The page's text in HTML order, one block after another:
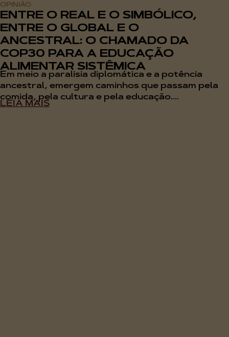
OPINIÃO
ENTRE O REAL E O SIMBÓLICO,
ENTRE O GLOBAL E O
ANCESTRAL: O CHAMADO DA
COP30 PARA A EDUCAÇÃO
ALIMENTAR SISTÊMICA
Em meio a paralisia diplomática e a potência
ancestral, emergem caminhos que passam pela
comida, pela cultura e pela educação....
LEIA MAIS